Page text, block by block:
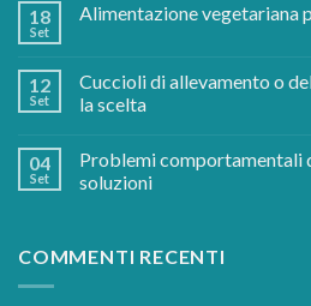
18
Set
Alimentazione vegetariana
12
Set
Cuccioli di allevamento o
la scelta
04
Set
Problemi comportamentali
soluzioni
COMMENTI RECENTI